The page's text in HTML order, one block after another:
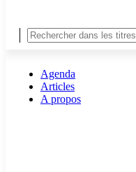
Agenda
Articles
A propos